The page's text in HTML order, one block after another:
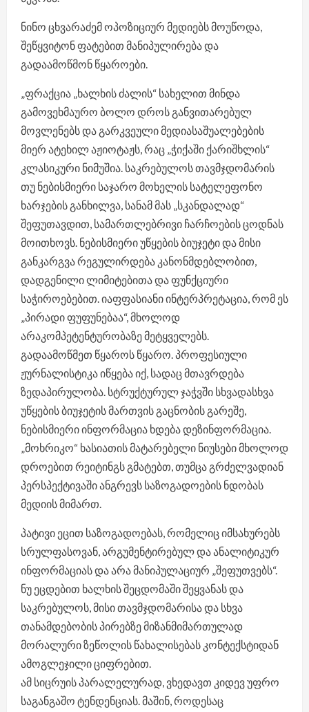
ნინო ცხვარაძემ ოპოზიციურ მედიებს მოუწოდა,
შეწყვიტონ ფატებით მანიპულირება და
გადაამოწმონ წყაროები.
„ფრაქცია „ხალხის ძალის“ სახელით მინდა
გამოვეხმაურო ბოლო დროს განვითარებულ
მოვლენებს და გარკვეული მედიასაშუალებების
მიერ ატეხილ აჟიოტაჟს, რაც „ჭიქაში ქარიშხლის“
კლასიკური ნიმუშია. საკრებულოს თავმჯდომარის
თუ ნებისმიერი საჯარო მოხელის სატელეფონო
ხარჯების განხილვა, სანამ მას „სკანდალად“
შეფუთავდით, სამართლებრივი ჩარჩოების ცოდნას
მოითხოვს. ნებისმიერი უწყების ბიუჯეტი და მისი
განკარგვა რეგულირდება კანონმდებლობით,
დადგენილი ლიმიტებითა და ფუნქციური
საჭიროებებით. იაფფასიანი ინტერპრეტაცია, რომ ეს
„პირადი ფუფუნებაა“, მხოლოდ
არაკომპეტენტურობაზე მეტყველებს.
გადაამოწმეთ წყაროს წყარო. პროფესიული
ჟურნალისტიკა იწყება იქ, სადაც მთავრდება
ზედაპირულობა. სტრუქტურულ ჯაჭვში სხვადასხვა
უწყების ბიუჯეტის მართვის გაცნობის გარეშე,
ნებისმიერი ინფორმაცია ხდება დეზინფორმაცია.
„მოხრიკო“ ხასიათის მატარებელი ნიუსები მხოლოდ
დროებით რეიტინგს გმატებთ, თუმცა გრძელვადიან
პერსპექტივაში ანგრევს საზოგადოების ნდობას
მედიის მიმართ.
პატივი ეცით საზოგადოებას, რომელიც იმსახურებს
სრულფასოვან, არგუმენტირებულ და ანალიტიკურ
ინფორმაციას და არა მანიპულაციურ „შეფუთვებს“.
ნუ ეცდებით ხალხის შეცდომაში შეყვანას და
საკრებულოს, მისი თავმჯდომარისა და სხვა
თანამდებობის პირებზე მიზანმიმართულად
მორალური ზეწოლის წახალისებას კონტექსტიდან
ამოგლეჯილი ციფრებით.
ამ სიცრუის პარალელურად, ვხედავთ კიდევ უფრო
საგანგაშო ტენდენციას. მაშინ, როდესაც